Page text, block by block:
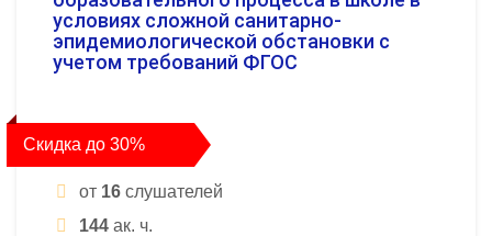
условиях сложной санитарно-
эпидемиологической обстановки с
учетом требований ФГОС
Скидка до 30%
от 16 слушателей
144 ак. ч.